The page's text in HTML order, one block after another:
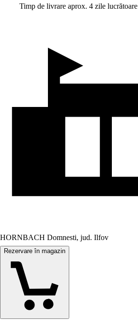
Timp de livrare aprox. 4 zile lucrătoare
HORNBACH Domnesti, jud. Ilfov
Rezervare în magazin